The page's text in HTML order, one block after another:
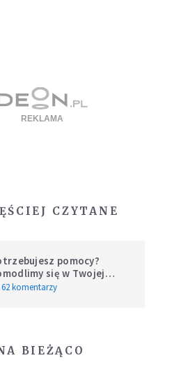
CZYTANE
pomocy?
się w Twojej
62 komentarzy
BIEŻĄCO